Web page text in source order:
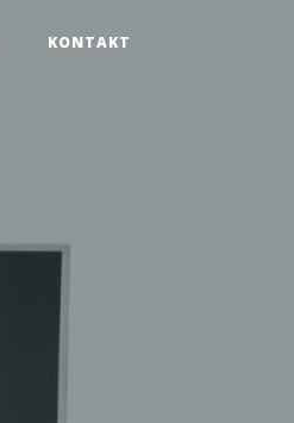
KONTAKT